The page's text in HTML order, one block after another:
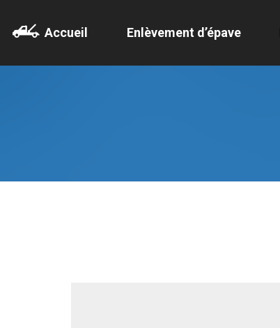
Accueil Enlèvement d’épave